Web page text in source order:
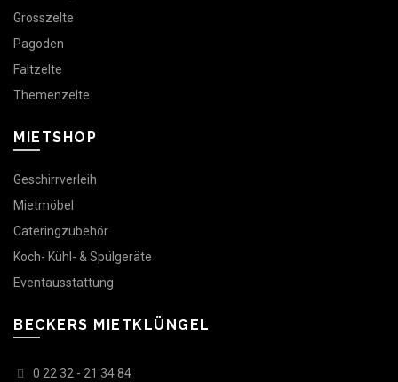
Grosszelte
Pagoden
Faltzelte
Themenzelte
MIETSHOP
Geschirrverleih
Mietmöbel
Cateringzubehör
Koch- Kühl- & Spülgeräte
Eventausstattung
BECKERS MIETKLÜNGEL
0 22 32 - 21 34 84